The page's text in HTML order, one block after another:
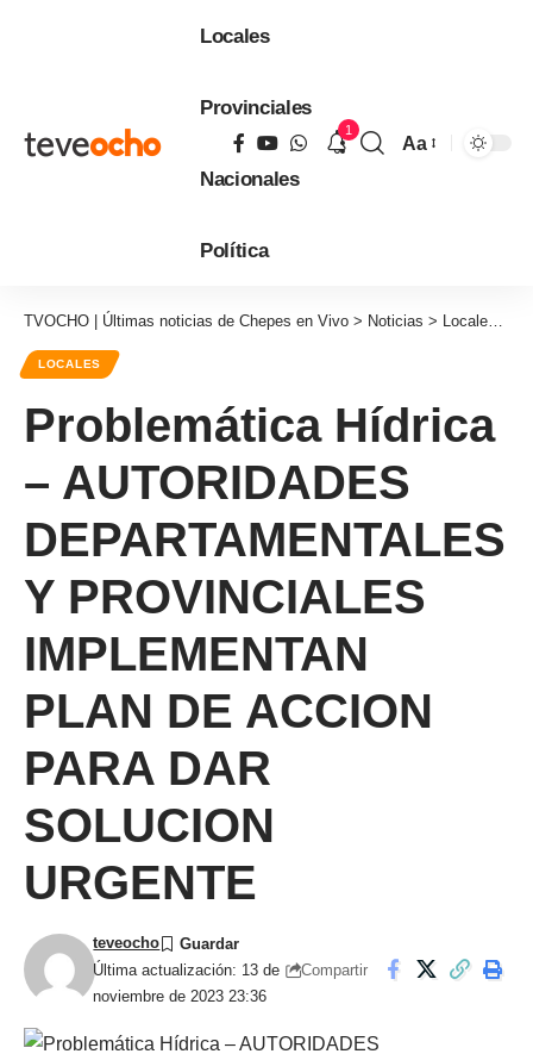
Locales
Provinciales
Nacionales
Política
1
Aa
TVOCHO | Últimas noticias de Chepes en Vivo > Noticias > Locales >
LOCALES
Problemática Hídrica
– AUTORIDADES
DEPARTAMENTALES
Y PROVINCIALES
IMPLEMENTAN
PLAN DE ACCION
PARA DAR
SOLUCION
URGENTE
Última actualización: 13 de
noviembre de 2023 23:36
teveocho
Compartir